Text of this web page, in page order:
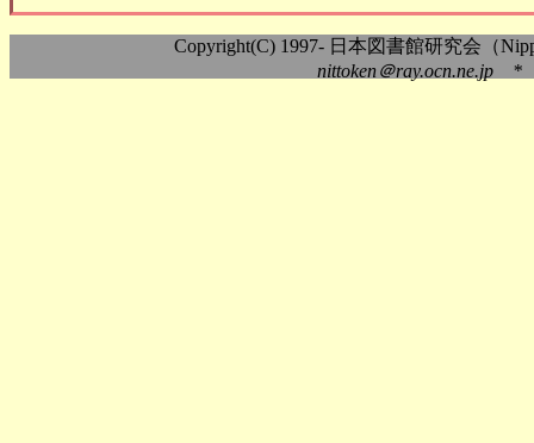
Copyright(C) 1997- 日本図書館研究会（
nittoken＠ray.ocn.ne.jp *